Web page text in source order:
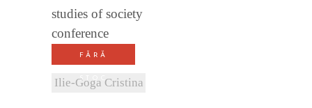
FĂRĂ
STOC
Ilie-Goga Cristina
DETALII